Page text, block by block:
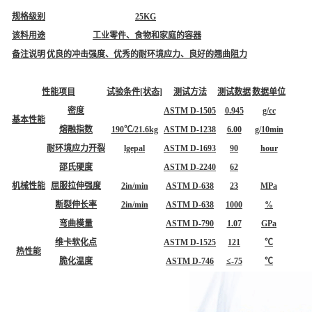
规格级别
25KG
该料用途
工业零件、食物和家庭的容器
备注说明 优良的冲击强度、优秀的耐环境应力、良好的翘曲阻力
性能项目 试验条件[状态] 测试方法 测试数据数据单位
基本性能
密度 ASTM D-1505 0.945
g/cc
熔融指数
190℃/21.6kg ASTM D-1238 6.00 g/10min
机械性能
耐环境应力开裂 lgepal ASTM D-1693 90
hour
邵氏硬度
ASTM D-2240
62
屈服拉伸强度
2in/min ASTM D-638 23
MPa
断裂伸长率
2in/min ASTM D-638 1000
%
弯曲模量
ASTM D-790 1.07 GPa
热性能
维卡软化点 ASTM D-1525 121
℃
脆化温度
ASTM D-746 ≤-75 ℃